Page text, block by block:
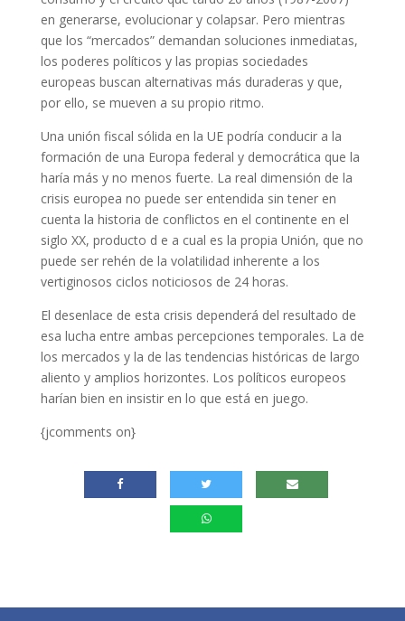
en generarse, evolucionar y colapsar. Pero mientras
que los “mercados” demandan soluciones inmediatas,
los poderes políticos y las propias sociedades
europeas buscan alternativas más duraderas y que,
por ello, se mueven a su propio ritmo.
Una unión fiscal sólida en la UE podría conducir a la
formación de una Europa federal y democrática que la
haría más y no menos fuerte. La real dimensión de la
crisis europea no puede ser entendida sin tener en
cuenta la historia de conflictos en el continente en el
siglo XX, producto d e a cual es la propia Unión, que no
puede ser rehén de la volatilidad inherente a los
vertiginosos ciclos noticiosos de 24 horas.
El desenlace de esta crisis dependerá del resultado de
esa lucha entre ambas percepciones temporales. La de
los mercados y la de las tendencias históricas de largo
aliento y amplios horizontes. Los políticos europeos
harían bien en insistir en lo que está en juego.
{jcomments on}